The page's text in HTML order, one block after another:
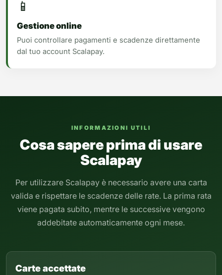
📱
Gestione online
Puoi controllare pagamenti e scadenze direttamente
dal tuo account Scalapay.
INFORMAZIONI UTILI
Cosa sapere prima di usare
Scalapay
Per utilizzare Scalapay è necessario avere una carta
valida e rispettare le scadenze delle rate. La prima rata
viene pagata subito, mentre le successive vengono
addebitate automaticamente ogni mese.
Carte accettate